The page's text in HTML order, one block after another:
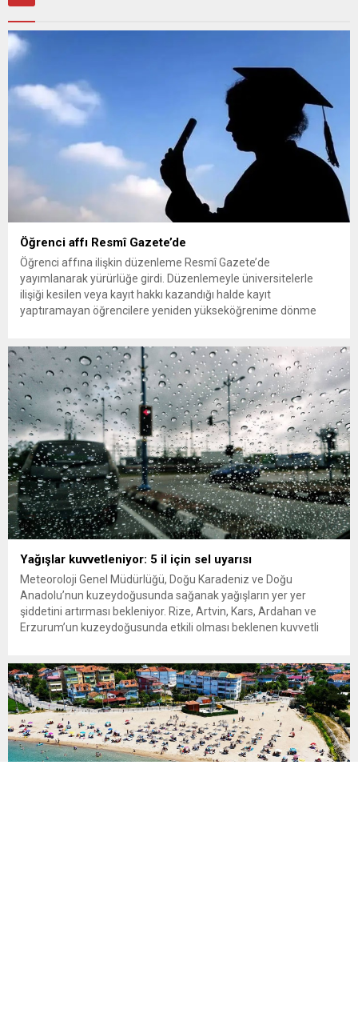
Öğrenci affı Resmî Gazete’de
Öğrenci affına ilişkin düzenleme Resmî Gazete’de
yayımlanarak yürürlüğe girdi. Düzenlemeyle üniversitelerle
ilişiği kesilen veya kayıt hakkı kazandığı halde kayıt
yaptıramayan öğrencilere yeniden yükseköğrenime dönme
kesilen öğrencilere yeniden öğrenim hakkı tanıyan “öğrenci
affı” düzenlemesi böylece resmen...
Yağışlar kuvvetleniyor: 5 il için sel uyarısı
Meteoroloji Genel Müdürlüğü, Doğu Karadeniz ve Doğu
Anadolu’nun kuzeydoğusunda sağanak yağışların yer yer
şiddetini artırması bekleniyor. Rize, Artvin, Kars, Ardahan ve
Erzurum’un kuzeydoğusunda etkili olması beklenen kuvvetli
gök gürültülü sağanak yağış beklendiğini açıkladı....